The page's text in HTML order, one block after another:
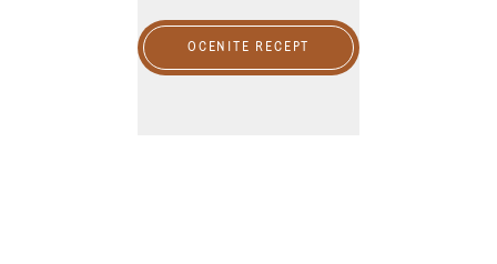
OCENITE RECEPT